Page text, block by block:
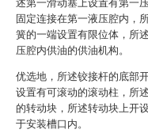
述第一滑动塞上设置有第一
固定连接在第一液压腔内，
簧的一端设置有限位体，所
压腔内供油的供油机构。
优选地，所述铰接杆的底部
设置有可滚动的滚动柱，所
的转动块，所述转动块上开
于安装槽口内。